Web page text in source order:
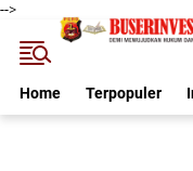
-->
Home Terpopuler